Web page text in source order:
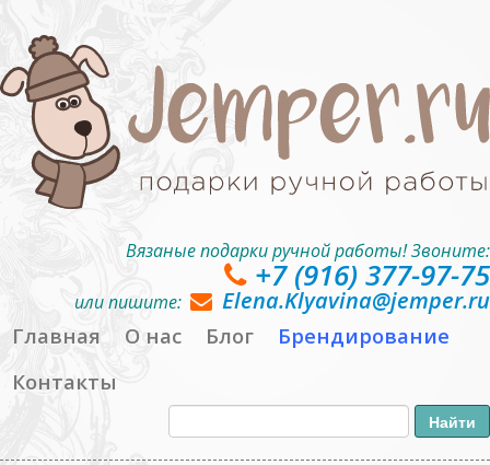
Вязаные подарки ручной работы! Звоните:
+7 (916) 377-97-75
или пишите: Elena.Klyavina@jemper.ru
Главная О нас Блог
Брендирование
Контакты